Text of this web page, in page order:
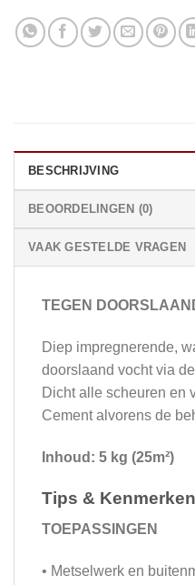
BESCHRIJVING
BEOORDELINGEN (0)
VAAK GESTELDE VRAGEN
TEGEN
Diep impregnerende,
doorslaand vocht via
Dicht alle scheuren en
Cement alvorens de
Inhoud: 5 kg (25m²)
Tips & Kenmerken
TOEPASSINGEN
• Metselwerk en